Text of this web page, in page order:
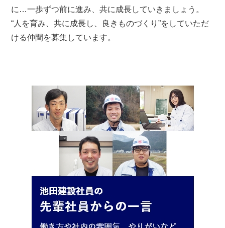
に…一歩ずつ前に進み、共に成長していきましょう。
“人を育み、共に成長し、良きものづくり”をしていただ
ける仲間を募集しています。